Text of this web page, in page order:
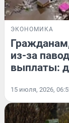
ЭКОНОМИКА
из-за
выплаты:
15 июля, 2026,